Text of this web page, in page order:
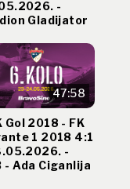
-
Gladijator
47:58
Gol 2018 - FK
1 2018 4:1
-
- Ada Ciganlija